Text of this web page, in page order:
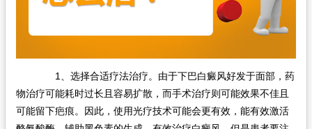
1、选择合适疗法治疗。由于下巴白癜风好发于面部，药
物治疗可能耗时过长且容易扩散，而手术治疗则可能效果不佳且
可能留下疤痕。因此，使用光疗技术可能会更有效，能有效激活